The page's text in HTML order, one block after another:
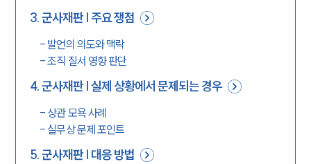
3.군사재판 | 주요 쟁점
- 발언의 의도와 맥락
-조직 질서 영향 판단
4.군사재판 | 실제 상황에서 문제되는 경우
- 상관 모욕 사례
-실무상 문제 포인트
5.군사재판 | 대응 방법